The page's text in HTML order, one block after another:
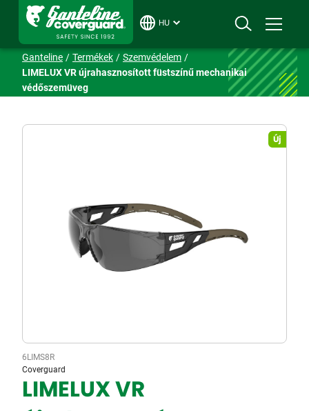
HU
Ganteline Termékek
Szemvédelem
LIMELUX VR újrahasznosított füstszínű mechanikai
védőszemüveg
Új
6LIMS8R
Coverguard
LIMELUX VR